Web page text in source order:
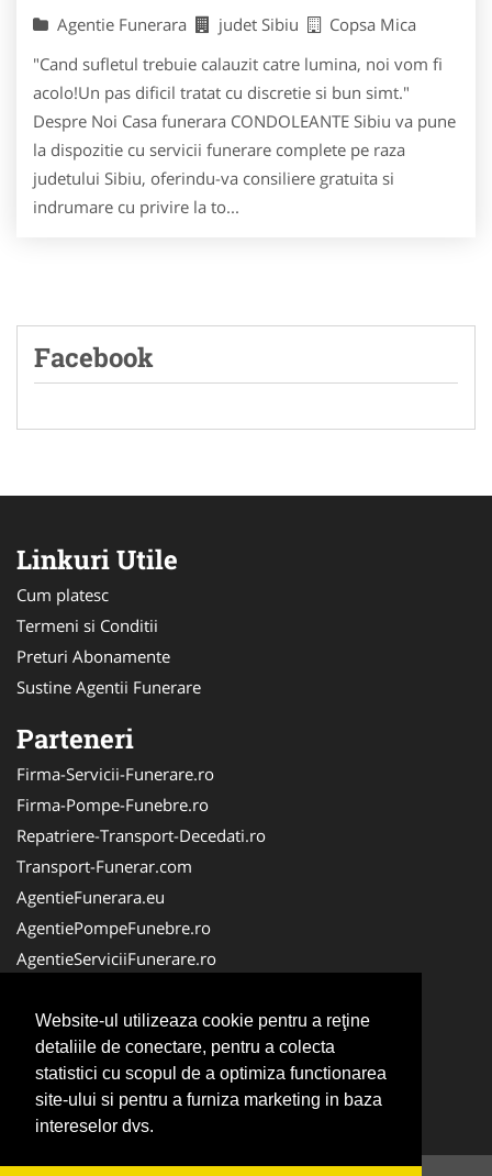
Website-ul utilizeaza cookie pentru a reţine
detaliile de conectare, pentru a colecta
statistici cu scopul de a optimiza functionarea
site-ului si pentru a furniza marketing in baza
intereselor dvs.
Agentie Funerara judet Sibiu
Copsa Mica
"Cand sufletul trebuie calauzit catre lumina, noi vom fi
acolo!Un pas dificil tratat cu discretie si bun simt."
Despre Noi Casa funerara CONDOLEANTE Sibiu va pune
la dispozitie cu servicii funerare complete pe raza
judetului Sibiu, oferindu-va consiliere gratuita si
indrumare cu privire la to...
Facebook
Linkuri Utile
Cum platesc
Termeni si Conditii
Preturi Abonamente
Sustine Agentii Funerare
Parteneri
Firma-Servicii-Funerare.ro
Firma-Pompe-Funebre.ro
Repatriere-Transport-Decedati.ro
Transport-Funerar.com
AgentieFunerara.eu
AgentiePompeFunebre.ro
AgentieServiciiFunerare.ro
CasaFunerara.com
LucrariFunerare.ro
NonStopFunerare.ro
ParastasesiPomeni.ro